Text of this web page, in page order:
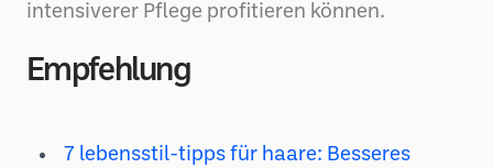
intensiverer Pflege profitieren können.
Empfehlung
7 lebensstil-tipps für haare: Besseres